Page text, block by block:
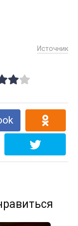
Источник